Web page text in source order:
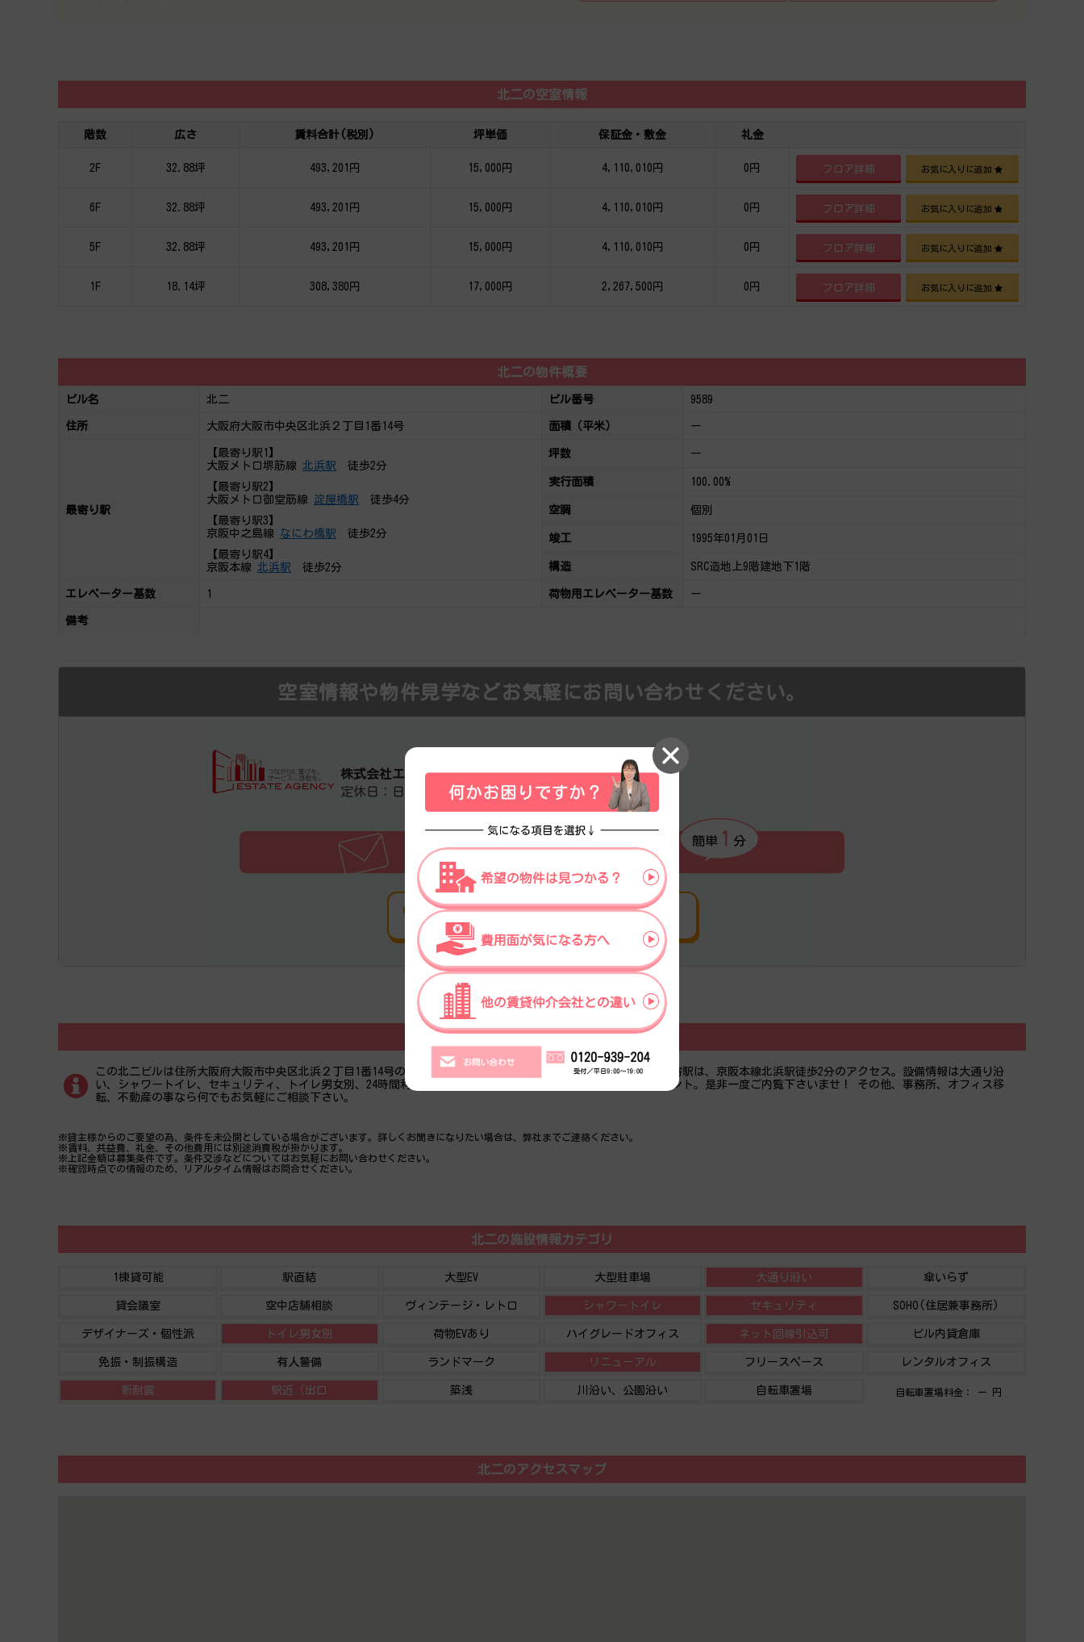
北二の空室情報
階数 広さ 賃料合計(税別) 坪単価 保証金・敷金 礼金
2F 32.88坪 493,201円 15,000円 4,110,010円 0円 フロア詳細 お気に入りに追加
6F 32.88坪 493,201円 15,000円 4,110,010円 0円 フロア詳細 お気に入りに追加
5F 32.88坪 493,201円 15,000円 4,110,010円 0円 フロア詳細 お気に入りに追加
1F 18.14坪 308,380円 17,000円 2,267,500円 0円 フロア詳細 お気に入りに追加
北二の物件概要
ビル名 北二 ビル番号 9589
住所 大阪府大阪市中央区北浜２丁目1番14号 面積（平米） ー
最寄り駅
【最寄り駅1】
大阪メトロ堺筋線 北浜駅 徒歩2分
【最寄り駅2】
大阪メトロ御堂筋線 淀屋橋駅 徒歩4分
【最寄り駅3】
京阪中之島線 なにわ橋駅 徒歩2分
【最寄り駅4】
京阪本線 北浜駅 徒歩2分
坪数 ー
実行面積 100.00%
空調 個別
竣工 1995年01月01日
構造 SRC造地上9階建地下1階
エレベーター基数 1 荷物用エレベーター基数 ー
備考
空室情報や物件見学などお気軽にお問い合わせください。
株式会社エステートエージェンシー
定休日：日曜日・祝日 営業時間：09:00～19:00
）
メール
簡単 分
1
電話 でお問い合わせ（無料）
北二の基本情報
この北二ビルは住所大阪府大阪市中央区北浜２丁目1番14号の1995年竣工、地上9階建の賃貸オフィスビルです。最寄駅は、京阪本線北浜駅徒歩2分のアクセス。設備情報は大通り沿
い、シャワートイレ、セキュリティ、トイレ男女別、24時間利用可能、光回線、リノベーション済み1フロア1テナント。是非一度ご内覧下さいませ！ その他、事務所、オフィス移
転、不動産の事なら何でもお気軽にご相談下さい。
※貸主様からのご要望の為、条件を未公開としている場合がございます。詳しくお聞きになりたい場合は、弊社までご連絡ください。
※賃料、共益費、礼金、その他費用には別途消費税が掛かります。
※上記金額は募集条件です。条件交渉などについてはお気軽にお問い合わせください。
※確認時点での情報のため、リアルタイム情報はお問合せください。
北二の施設情報カテゴリ
1棟貸可能 駅直結 大型EV 大型駐車場 大通り沿い 傘いらず
貸会議室 空中店舗相談 ヴィンテージ・レトロ シャワートイレ セキュリティ SOHO(住居兼事務所)
デザイナーズ・個性派 トイレ男女別 荷物EVあり ハイグレードオフィス ネット回線引込可 ビル内貸倉庫
免振・制振構造 有人警備 ランドマーク リニューアル フリースペース レンタルオフィス
新耐震 駅近（出口 築浅 川沿い、公園沿い 自転車置場 自転車置場料金： ー 円
北二のアクセスマップ